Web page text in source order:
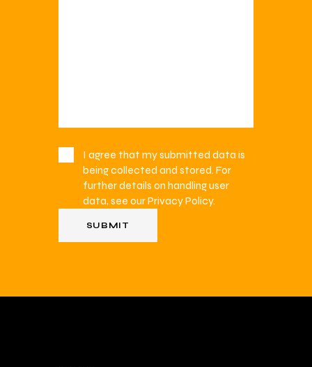
I agree that my submitted data is
being collected and stored. For
further details on handling user
data, see ourPrivacy Policy.